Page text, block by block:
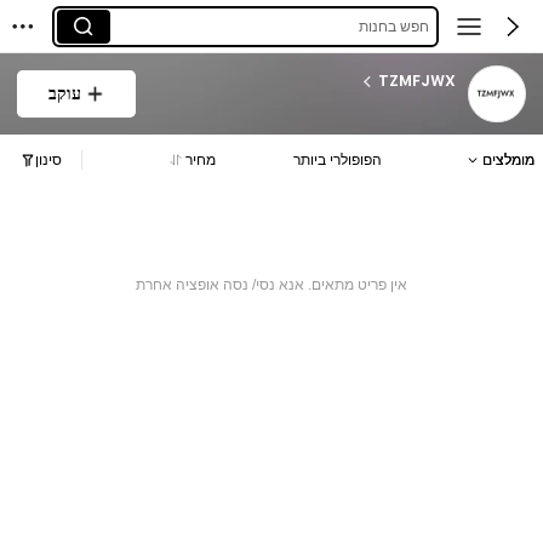
חפש בחנות
TZMFJWX
עוקב
מומלצים הפופולרי ביותר מחיר סינון
אין פריט מתאים. אנא נסי/ נסה אופציה אחרת